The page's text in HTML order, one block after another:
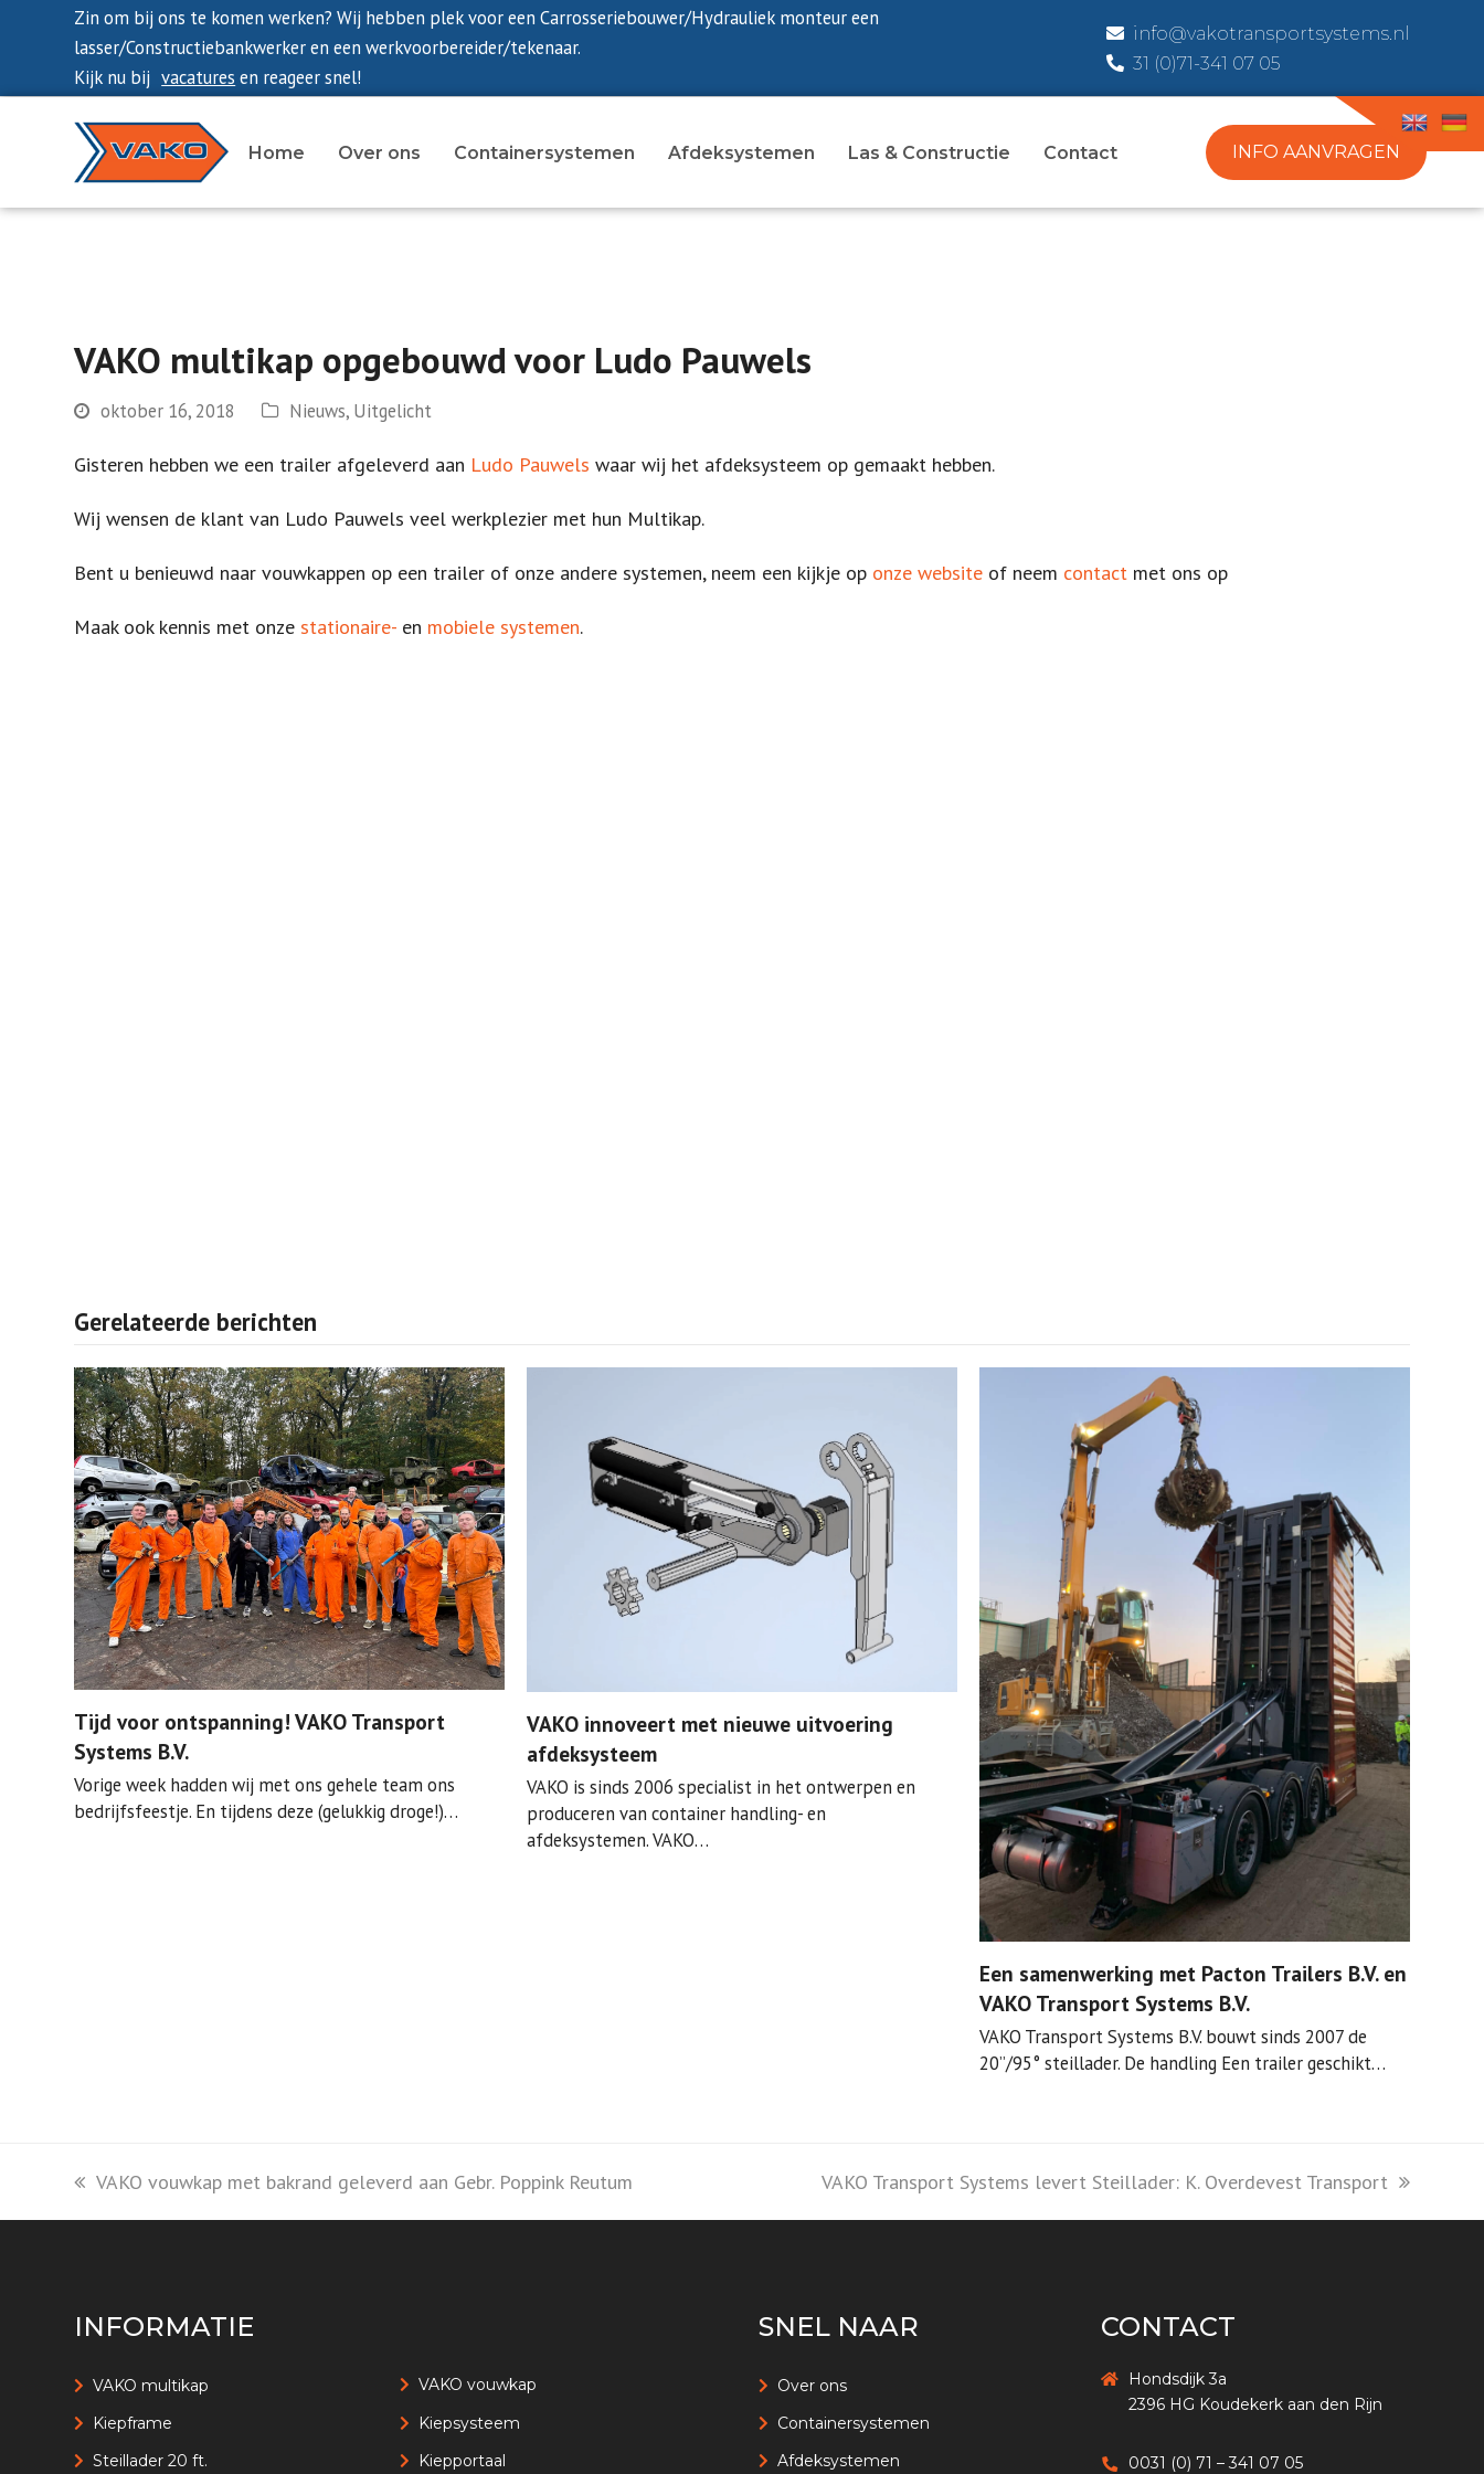
Zin om bij ons te komen werken? Wij hebben plek voor een Carrosseriebouwer/Hydrauliek monteur een
lasser/Constructiebankwerker en een werkvoorbereider/tekenaar.
Kijk nu bij vacatures en reageer snel!
info@vakotransportsystems.nl
31 (0)71-341 07 05
Home Over ons Containersystemen Afdeksystemen Las & Constructie Contact INFO AANVRAGEN
VAKO multikap opgebouwd voor Ludo Pauwels
oktober 16, 2018 Nieuws, Uitgelicht
Gisteren hebben we een trailer afgeleverd aan Ludo Pauwels waar wij het afdeksysteem op gemaakt hebben.
Wij wensen de klant van Ludo Pauwels veel werkplezier met hun Multikap.
Bent u benieuwd naar vouwkappen op een trailer of onze andere systemen, neem een kijkje op onze website of neem contact met ons op
Maak ook kennis met onze stationaire- en mobiele systemen.
Gerelateerde berichten
Tijd voor ontspanning! VAKO Transport
Systems B.V.
Vorige week hadden wij met ons gehele team ons
bedrijfsfeestje. En tijdens deze (gelukkig droge!)…
VAKO innoveert met nieuwe uitvoering
afdeksysteem
VAKO is sinds 2006 specialist in het ontwerpen en
produceren van container handling- en
afdeksystemen. VAKO…
Een samenwerking met Pacton Trailers B.V. en
VAKO Transport Systems B.V.
VAKO Transport Systems B.V. bouwt sinds 2007 de
20”/95° steillader. De handling Een trailer geschikt…
previous
post:
VAKO vouwkap met bakrand geleverd aan Gebr. Poppink Reutum
next
post:
VAKO Transport Systems levert Steillader: K. Overdevest Transport
INFORMATIE
VAKO multikap
VAKO vouwkap
Kiepframe
Kiepsysteem
Steillader 20 ft.
Kiepportaal
SNEL NAAR
Over ons
Containersystemen
Afdeksystemen
CONTACT
Hondsdijk 3a
2396 HG Koudekerk aan den Rijn
0031 (0) 71 – 341 07 05